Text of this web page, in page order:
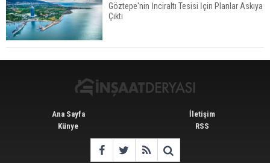
Konut Satışları Güçlü Seyrini Korudu Yabancıya
Satış Geriledi
Göztepe'nin İnciraltı Tesisi İçin Planlar Askıya
Çıktı
Ana Sayfa
Künye
İletişim
RSS